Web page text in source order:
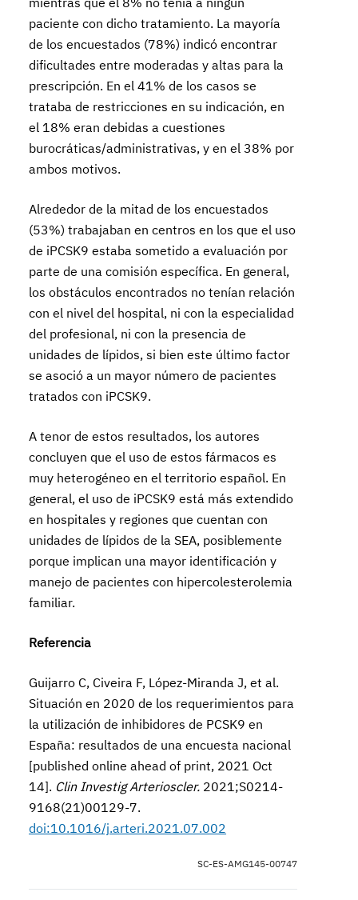
paciente con dicho tratamiento. La mayoría
de los encuestados (78%) indicó encontrar
dificultades entre moderadas y altas para la
prescripción. En el 41% de los casos se
trataba de restricciones en su indicación, en
el 18% eran debidas a cuestiones
burocráticas/administrativas, y en el 38% por
ambos motivos.
Alrededor de la mitad de los encuestados
(53%) trabajaban en centros en los que el uso
de iPCSK9 estaba sometido a evaluación por
parte de una comisión específica. En general,
los obstáculos encontrados no tenían relación
con el nivel del hospital, ni con la especialidad
del profesional, ni con la presencia de
unidades de lípidos, si bien este último factor
se asoció a un mayor número de pacientes
tratados con iPCSK9.
A tenor de estos resultados, los autores
concluyen que el uso de estos fármacos es
muy heterogéneo en el territorio español. En
general, el uso de iPCSK9 está más extendido
en hospitales y regiones que cuentan con
unidades de lípidos de la SEA, posiblemente
porque implican una mayor identificación y
manejo de pacientes con hipercolesterolemia
familiar.
Referencia
Guijarro C, Civeira F, López-Miranda J, et al.
Situación en 2020 de los requerimientos para
la utilización de inhibidores de PCSK9 en
España: resultados de una encuesta nacional
[published online ahead of print, 2021 Oct
14]. Clin Investig Arterioscler. 2021;S0214-
9168(21)00129-7.
doi:10.1016/j.arteri.2021.07.002
SC-ES-AMG145-00747